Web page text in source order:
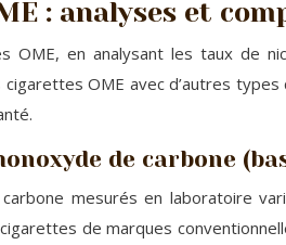
: analyses et
OME, en analysant les taux de
OME avec d’autres
de carbone
mesurés en laboratoire
de marques